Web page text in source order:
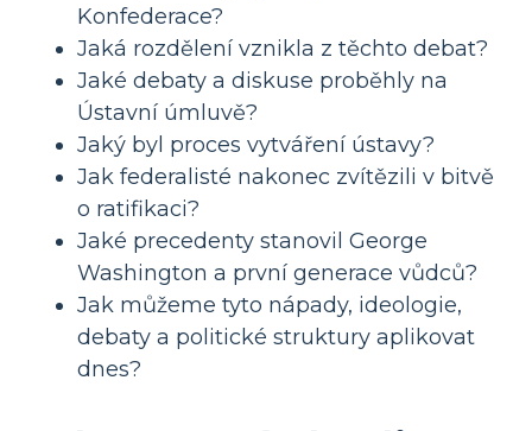
Konfederace?
Jaká rozdělení vznikla z těchto debat?
Jaké debaty a diskuse proběhly na
Ústavní úmluvě?
Jaký byl proces vytváření ústavy?
Jak federalisté nakonec zvítězili v bitvě
o ratifikaci?
Jaké precedenty stanovil George
Washington a první generace vůdců?
Jak můžeme tyto nápady, ideologie,
debaty a politické struktury aplikovat
dnes?